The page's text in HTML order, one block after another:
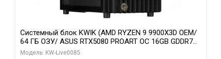
Системный блок KWIK (AMD RYZEN 9 9900X3D OEM/
64 ГБ ОЗУ/ ASUS RTX5080 PROART OC 16GB GDDR7
256bit Type-C DP 2/ 960 ГБ SSD)
Модель: KW-Live0085